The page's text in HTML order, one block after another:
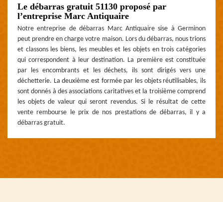
Le débarras gratuit 51130 proposé par
l’entreprise Marc Antiquaire
Notre entreprise de débarras Marc Antiquaire sise à Germinon
peut prendre en charge votre maison. Lors du débarras, nous trions
et classons les biens, les meubles et les objets en trois catégories
qui correspondent à leur destination. La première est constituée
par les encombrants et les déchets, ils sont dirigés vers une
déchetterie. La deuxième est formée par les objets réutilisables, ils
sont donnés à des associations caritatives et la troisième comprend
les objets de valeur qui seront revendus. Si le résultat de cette
vente rembourse le prix de nos prestations de débarras, il y a
débarras gratuit.